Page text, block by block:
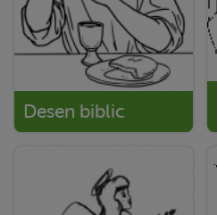
Desen biblic